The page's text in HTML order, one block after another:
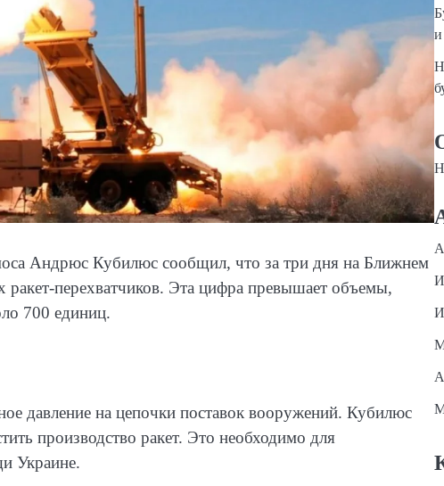
Андрюс Кубилюс сообщил, что за три дня на Ближнем
перехватчиков. Эта цифра превышает объемы,
700 единиц.
давление на цепочки поставок вооружений. Кубилюс
производство ракет. Это необходимо для
Украине.